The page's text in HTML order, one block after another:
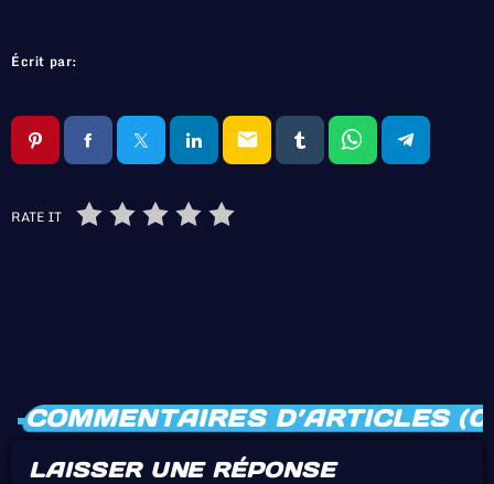
Écrit par:
email
RATE IT
COMMENTAIRES D’ARTICLES
LAISSER UNE RÉPONSE